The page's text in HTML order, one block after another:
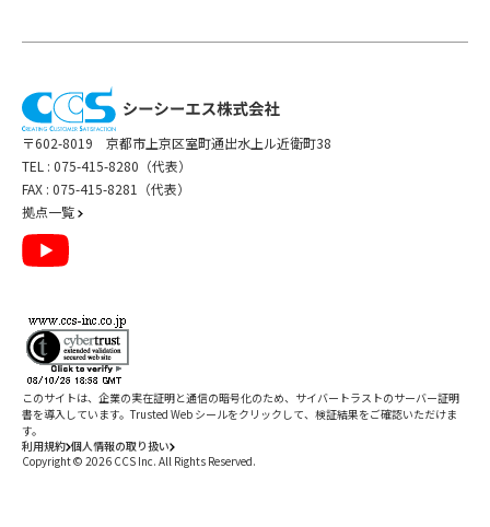
〒602-8019 京都市上京区室町通出水上ル近衛町38
TEL : 075-415-8280（代表）
FAX : 075-415-8281（代表）
拠点一覧
利用規約 個人情報の取り扱い
Copyright © 2026 CCS Inc. All Rights Reserved.
このサイトは、企業の実在証明と通信の暗号化のため、サイバートラストのサーバー証明
書を導入しています。Trusted Web シールをクリックして、検証結果をご確認いただけま
す。